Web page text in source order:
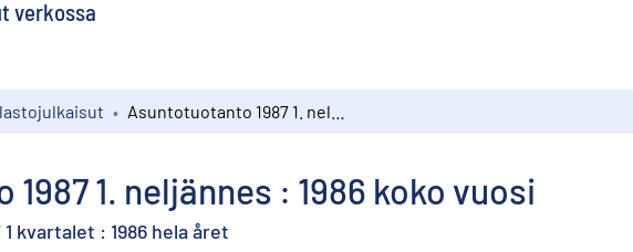
verkossa
1. neljännes : 1986 koko vuosi
kvartalet : 1986 hela året